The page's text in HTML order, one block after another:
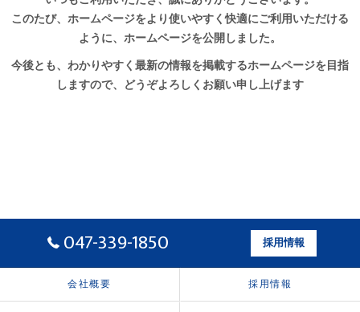
このたび、ホームページをより使いやすく快適にご利用いただける
ように、ホームページを公開しました。
今後とも、わかりやすく最新の情報を掲載するホームページを目指
しますので、どうぞよろしくお願い申し上げます
047-339-1850 採用情報
会社概要 採用情報